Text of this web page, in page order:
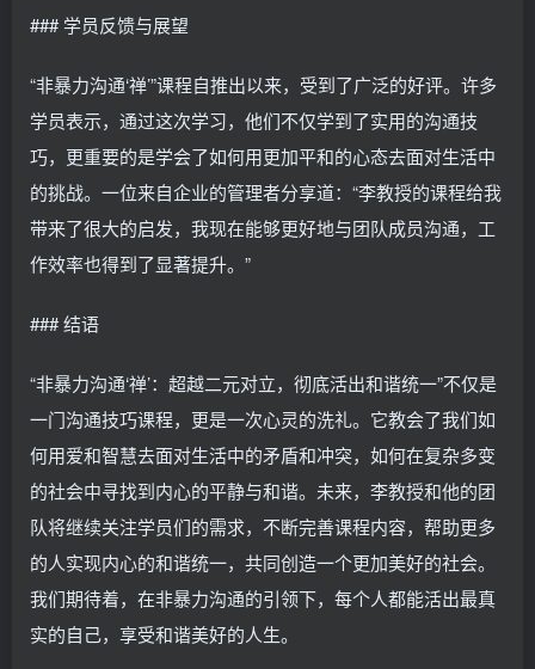
### 学员反馈与展望
“非暴力沟通‘禅’”课程自推出以来，受到了广泛的好评。许多
学员表示，通过这次学习，他们不仅学到了实用的沟通技
巧，更重要的是学会了如何用更加平和的心态去面对生活中
的挑战。一位来自企业的管理者分享道：“李教授的课程给我
带来了很大的启发，我现在能够更好地与团队成员沟通，工
作效率也得到了显著提升。”
### 结语
“非暴力沟通‘禅’：超越二元对立，彻底活出和谐统一”不仅是
一门沟通技巧课程，更是一次心灵的洗礼。它教会了我们如
何用爱和智慧去面对生活中的矛盾和冲突，如何在复杂多变
的社会中寻找到内心的平静与和谐。未来，李教授和他的团
队将继续关注学员们的需求，不断完善课程内容，帮助更多
的人实现内心的和谐统一，共同创造一个更加美好的社会。
我们期待着，在非暴力沟通的引领下，每个人都能活出最真
实的自己，享受和谐美好的人生。